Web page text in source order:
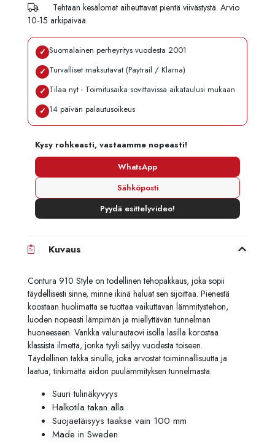
Tehtaan kesälomat aiheuttavat pientä viivästystä. Arvio
10-15 arkipäivää.
✓ Suomalainen perheyritys vuodesta 2001
✓ Turvalliset maksutavat (Paytrail / Klarna)
✓ Tilaa nyt - Toimitusaika sovittavissa aikataulusi mukaan
✓ 14 päivän palautusoikeus
Kysy rohkeasti, vastaamme nopeasti!
WhatsApp
Sähköposti
Pyydä esittelyvideo!
Kuvaus
Contura 910 Style on todellinen tehopakkaus, joka sopii
täydellisesti sinne, minne ikinä haluat sen sijoittaa. Pienestä
koostaan huolimatta se tuottaa vaikuttavan lämmitystehon,
luoden nopeasti lämpimän ja miellyttävän tunnelman
huoneeseen. Vankka valurautaovi isolla lasilla korostaa
klassista ilmettä, jonka tyyli säilyy vuodesta toiseen.
Täydellinen takka sinulle, joka arvostat toiminnallisuutta ja
laatua, tinkimättä aidon puulämmityksen tunnelmasta.
Suuri tulinäkyvyys
Halkotila takan alla
Suojaetäisyys taakse vain 100 mm
Made in Sweden